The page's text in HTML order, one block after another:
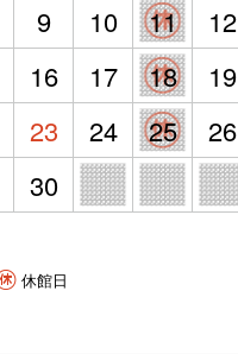
9 10 11 12
16 17 18 19
23 24 25 26
30
休館日